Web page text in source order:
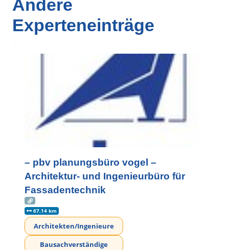
Andere
Experteneinträge
– pbv planungsbüro vogel –
Architektur- und Ingenieurbüro für
Fassadentechnik
67.14 km
Architekten/Ingenieure
Bausachverständige